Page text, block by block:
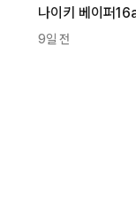
나이키 베이퍼
9일 전